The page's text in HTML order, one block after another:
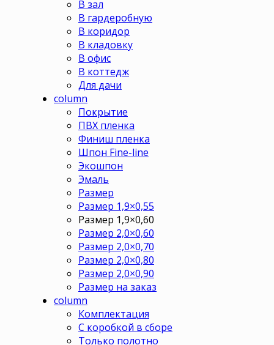
В зал
В гардеробную
В коридор
В кладовку
В офис
В коттедж
Для дачи
column
Покрытие
ПВХ пленка
Финиш пленка
Шпон Fine-line
Экошпон
Эмаль
Размер
Размер 1,9×0,55
Размер 1,9×0,60
Размер 2,0×0,60
Размер 2,0×0,70
Размер 2,0×0,80
Размер 2,0×0,90
Размер на заказ
column
Комплектация
С коробкой в сборе
Только полотно